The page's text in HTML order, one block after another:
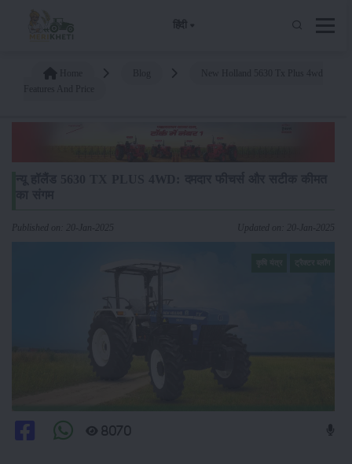
हिंदी
Published on: 20-Jan-2025 Updated on: 20-Jan-2025
8070